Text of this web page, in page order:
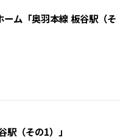
ム「奥羽本線 板谷駅（そ
駅（その1）」